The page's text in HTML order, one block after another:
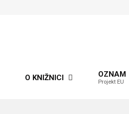
O KNIŽNICI OZNAM
Projekt EU